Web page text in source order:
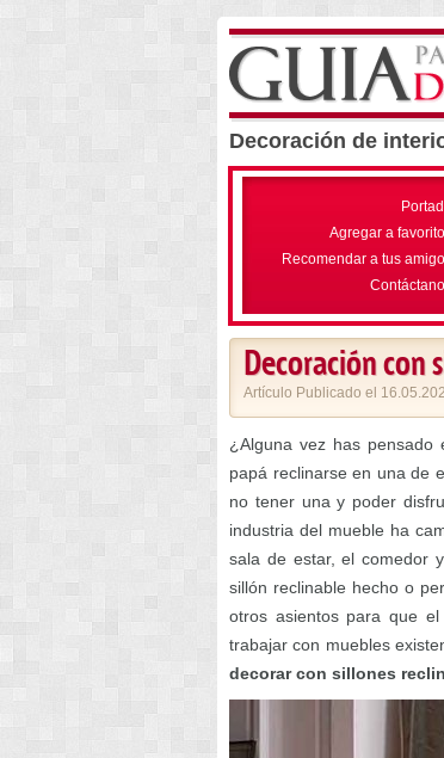
Decoración de
Agregar a
Recomendar a tus
Decoración con
Artículo Publicado el
¿Alguna vez has pensado
papá reclinarse en una de
no tener una y poder
industria del mueble ha
sala de estar, el comedor
sillón reclinable hecho o
otros asientos para que
trabajar con muebles
decorar con sillones